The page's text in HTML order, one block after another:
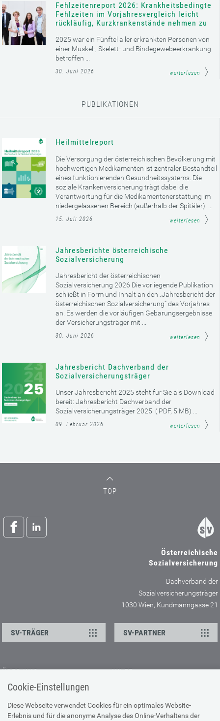
Cookie-Einstellungen
Diese Webseite verwendet Cookies für ein optimales Website-
Erlebnis und für die anonyme Analyse des Online-Verhaltens der
Fehlzeitenreport 2026: Krankheitsbedingte
Fehlzeiten im Vorjahresvergleich leicht
rückläufig, Kurzkrankenstände nehmen zu
2025 war ein Fünftel aller erkrankten Personen von
einer Muskel-, Skelett- und Bindegewebeerkrankung
betroffen ...
30. Juni 2026 weiterlesen
PUBLIKATIONEN
Heilmittelreport
Die Versorgung der österreichischen Bevölkerung mit
hochwertigen Medikamenten ist zentraler Bestandteil
eines funktionierenden Gesundheitssystems. Die
soziale Krankenversicherung trägt dabei die
Verantwortung für die Medikamentenerstattung im
niedergelassenen Bereich (außerhalb der Spitäler). ...
15. Juli 2026 weiterlesen
Jahresberichte österreichische
Sozialversicherung
Jahresbericht der österreichischen
Sozialversicherung 2026 Die vorliegende Publikation
schließt in Form und Inhalt an den „Jahresbericht der
österreichischen Sozialversicherung“ des Vorjahres
an. Es werden die vorläufigen Gebarungsergebnisse
der Versicherungsträger mit ...
30. Juni 2026 weiterlesen
Jahresbericht Dachverband der
Sozialversicherungsträger
Unser Jahresbericht 2025 steht für Sie als Download
bereit: Jahresbericht Dachverband der
Sozialversicherungsträger 2025 ( PDF, 5 MB) ...
09. Februar 2026 weiterlesen
TOP
Österreichische
Sozialversicherung
Dachverband der
Sozialversicherungsträger
1030 Wien, Kundmanngasse 21
SV-TRÄGER SV-PARTNER
ÜBER UNS
Kontakt
Offene Stellen
Presse
HILFE
Browser-Info & Sicherheit
Hilfe zur Suche